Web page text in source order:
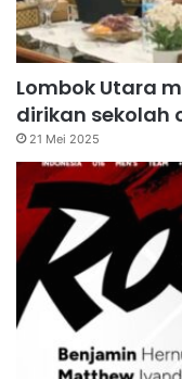
Lombok Utara
dirikan sekolah
21 Mei 2025